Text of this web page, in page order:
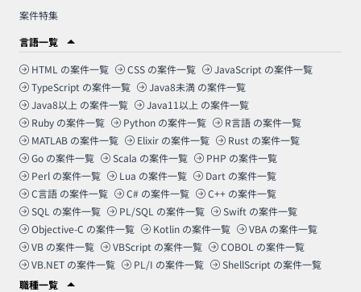
案件特集
言語一覧
HTML の案件一覧 CSS の案件一覧 JavaScript の案件一覧
TypeScript の案件一覧 Java8未満 の案件一覧
Java8以上 の案件一覧 Java11以上 の案件一覧
Ruby の案件一覧 Python の案件一覧 R言語 の案件一覧
MATLAB の案件一覧 Elixir の案件一覧 Rust の案件一覧
Go の案件一覧 Scala の案件一覧 PHP の案件一覧
Perl の案件一覧 Lua の案件一覧 Dart の案件一覧
C言語 の案件一覧 C# の案件一覧 C++ の案件一覧
SQL の案件一覧 PL/SQL の案件一覧 Swift の案件一覧
Objective-C の案件一覧 Kotlin の案件一覧 VBA の案件一覧
VB の案件一覧 VBScript の案件一覧 COBOL の案件一覧
VB.NET の案件一覧 PL/I の案件一覧 ShellScript の案件一覧
職種一覧